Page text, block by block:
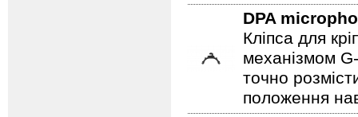
DPA
Кліпса для
механізмом
точно
положення